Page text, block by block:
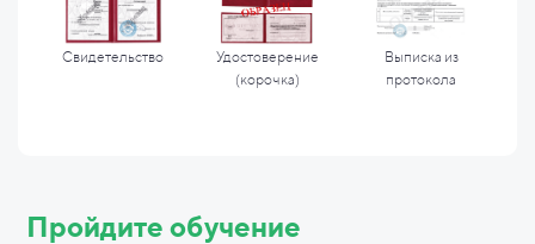
Свидетельство
Удостоверение
(корочка)
Выписка из
протокола
Пройдите обучение